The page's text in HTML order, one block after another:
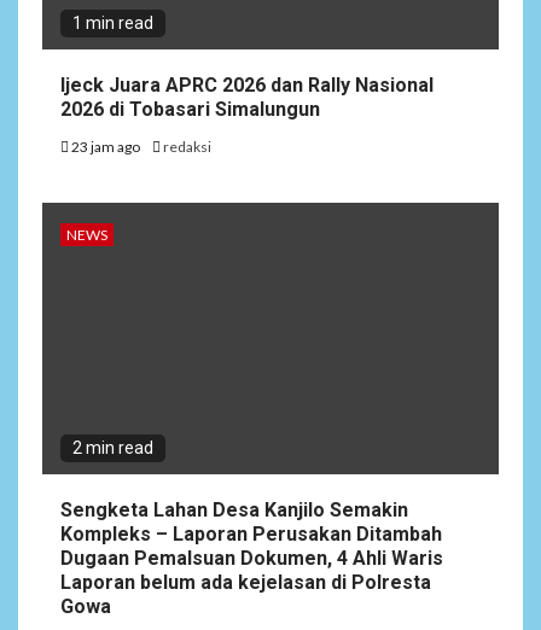
1 min read
Ijeck Juara APRC 2026 dan Rally Nasional
2026 di Tobasari Simalungun
23 jam ago redaksi
NEWS
2 min read
Sengketa Lahan Desa Kanjilo Semakin
Kompleks – Laporan Perusakan Ditambah
Dugaan Pemalsuan Dokumen, 4 Ahli Waris
Laporan belum ada kejelasan di Polresta
Gowa